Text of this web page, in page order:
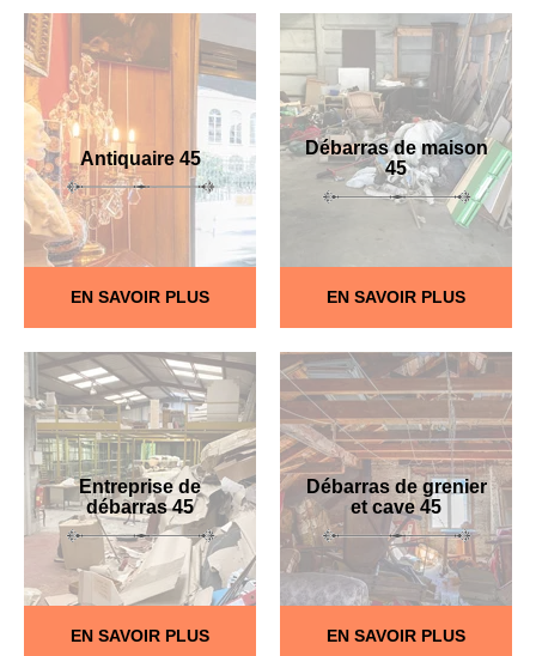
Antiquaire 45
EN SAVOIR PLUS
Débarras de maison
45
EN SAVOIR PLUS
Entreprise de
débarras 45
EN SAVOIR PLUS
Débarras de grenier
et cave 45
EN SAVOIR PLUS